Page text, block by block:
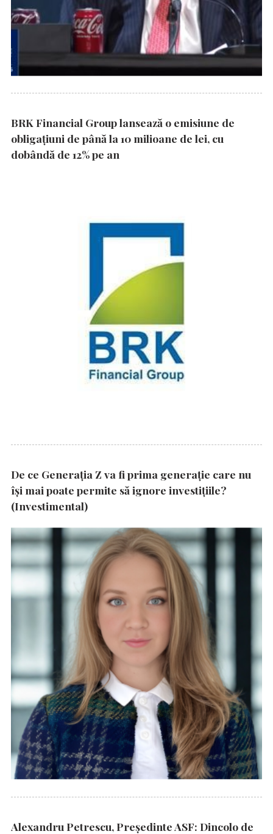
BRK Financial Group lansează o emisiune de
obligațiuni de până la 10 milioane de lei, cu
dobândă de 12% pe an
De ce Generația Z va fi prima generație care nu
își mai poate permite să ignore investițiile?
(Investimental)
Alexandru Petrescu, Președinte ASF: Dincolo de